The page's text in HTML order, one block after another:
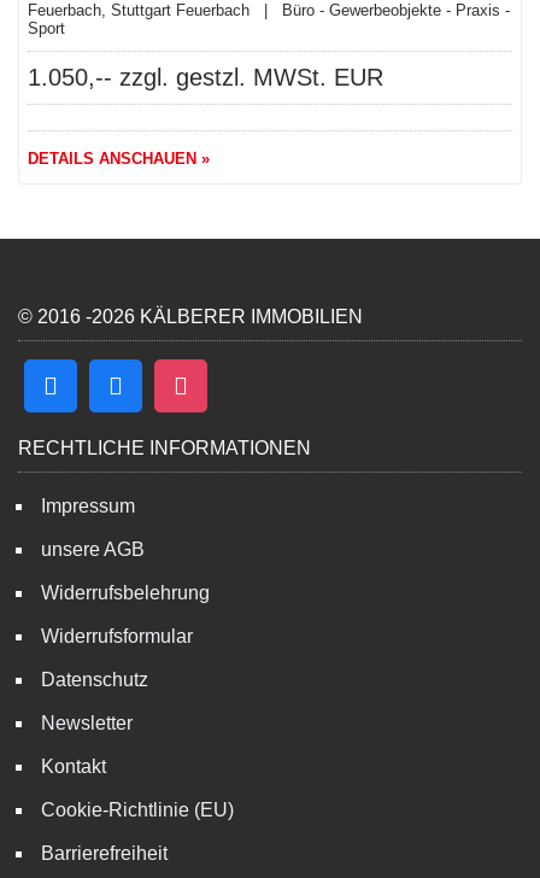
Feuerbach, Stuttgart Feuerbach | Büro - Gewerbeobjekte - Praxis -
Sport
1.050,-- zzgl. gestzl. MWSt. EUR
DETAILS ANSCHAUEN »
© 2016 -2026 KÄLBERER IMMOBILIEN
RECHTLICHE INFORMATIONEN
Impressum
unsere AGB
Widerrufsbelehrung
Widerrufsformular
Datenschutz
Newsletter
Kontakt
Cookie-Richtlinie (EU)
Barrierefreiheit